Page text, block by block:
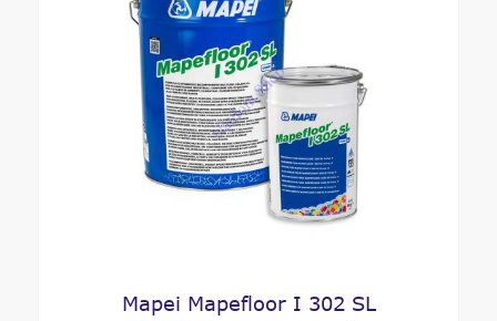
Mapei Mapefloor I 302 SL